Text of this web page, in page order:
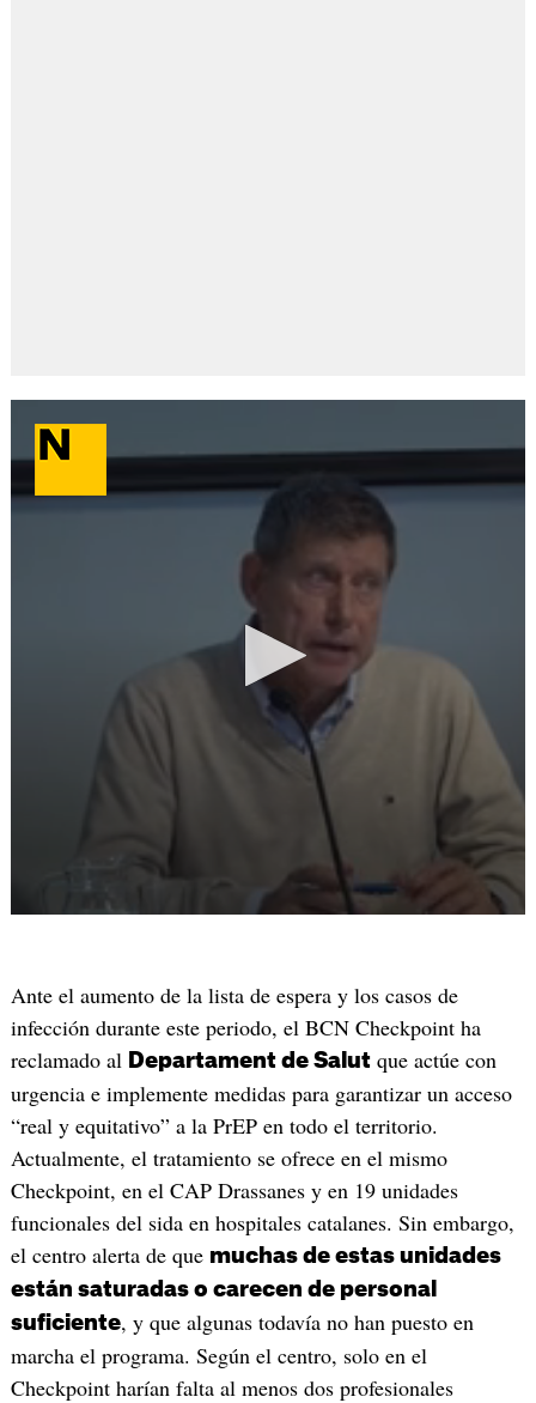
Ante el aumento de la lista de espera y los casos de
infección durante este periodo, el BCN Checkpoint ha
reclamado al Departament de Salutque actúe con
urgencia e implemente medidas para garantizar un acceso
“real y equitativo” a la PrEP en todo el territorio.
Actualmente, el tratamiento se ofrece en el mismo
Checkpoint, en el CAP Drassanes y en 19 unidades
funcionales del sida en hospitales catalanes. Sin embargo,
el centro alerta de que muchas de estas unidades
están saturadas o carecen de personal
suficiente, y que algunas todavía no han puesto en
marcha el programa. Según el centro, solo en el
Checkpoint harían falta al menos dos profesionales